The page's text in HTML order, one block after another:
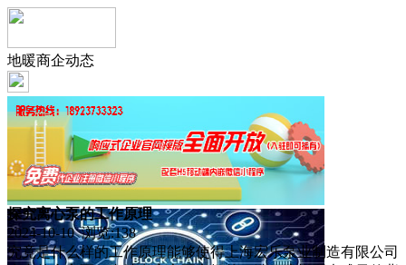
地暖商企动态
探究离心泵的工作原理
2024-10-10 浏览:138
究竟是什么样的工作原理能够使得上海宏乐泵业制造有限公司